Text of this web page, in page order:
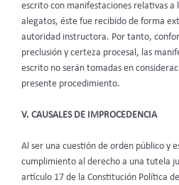
escrito con manifestaciones relativas a
alegatos, éste fue recibido de forma
autoridad instructora. Por tanto,
preclusión y certeza procesal, las
escrito no serán tomadas en
presente procedimiento.
V. CAUSALES DE IMPROCEDENCIA
Al ser una cuestión de orden público y
cumplimiento al derecho a una tutela
artículo 17 de la Constitución Política